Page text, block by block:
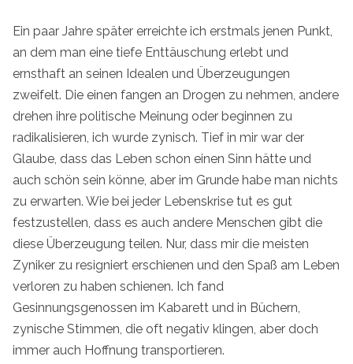
Ein paar Jahre später erreichte ich erstmals jenen Punkt,
an dem man eine tiefe Enttäuschung erlebt und
ernsthaft an seinen Idealen und Überzeugungen
zweifelt. Die einen fangen an Drogen zu nehmen, andere
drehen ihre politische Meinung oder beginnen zu
radikalisieren, ich wurde zynisch. Tief in mir war der
Glaube, dass das Leben schon einen Sinn hätte und
auch schön sein könne, aber im Grunde habe man nichts
zu erwarten. Wie bei jeder Lebenskrise tut es gut
festzustellen, dass es auch andere Menschen gibt die
diese Überzeugung teilen. Nur, dass mir die meisten
Zyniker zu resigniert erschienen und den Spaß am Leben
verloren zu haben schienen. Ich fand
Gesinnungsgenossen im Kabarett und in Büchern,
zynische Stimmen, die oft negativ klingen, aber doch
immer auch Hoffnung transportieren.